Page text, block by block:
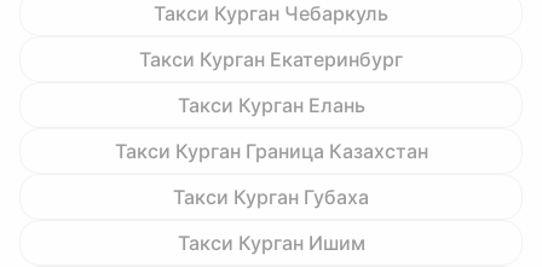
Такси Курган Чебаркуль
Такси Курган Екатеринбург
Такси Курган Елань
Такси Курган Граница Казахстан
Такси Курган Губаха
Такси Курган Ишим